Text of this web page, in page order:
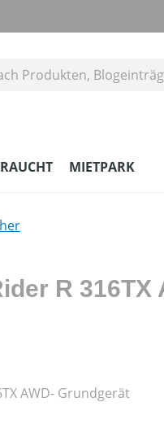
MIETPARK
R 316TX